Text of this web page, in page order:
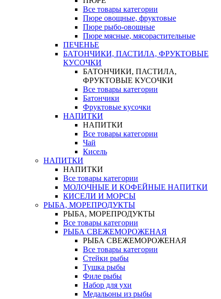
Все товары категории
Пюре овощные, фруктовые
Пюре рыбо-овощные
Пюре мясные, мясорастительные
ПЕЧЕНЬЕ
БАТОНЧИКИ, ПАСТИЛА, ФРУКТОВЫЕ
КУСОЧКИ
БАТОНЧИКИ, ПАСТИЛА,
ФРУКТОВЫЕ КУСОЧКИ
Все товары категории
Батончики
Фруктовые кусочки
НАПИТКИ
НАПИТКИ
Все товары категории
Чай
Кисель
НАПИТКИ
НАПИТКИ
Все товары категории
МОЛОЧНЫЕ И КОФЕЙНЫЕ НАПИТКИ
КИСЕЛИ И МОРСЫ
РЫБА, МОРЕПРОДУКТЫ
РЫБА, МОРЕПРОДУКТЫ
Все товары категории
РЫБА СВЕЖЕМОРОЖЕНАЯ
РЫБА СВЕЖЕМОРОЖЕНАЯ
Все товары категории
Стейки рыбы
Тушка рыбы
Филе рыбы
Набор для ухи
Медальоны из рыбы